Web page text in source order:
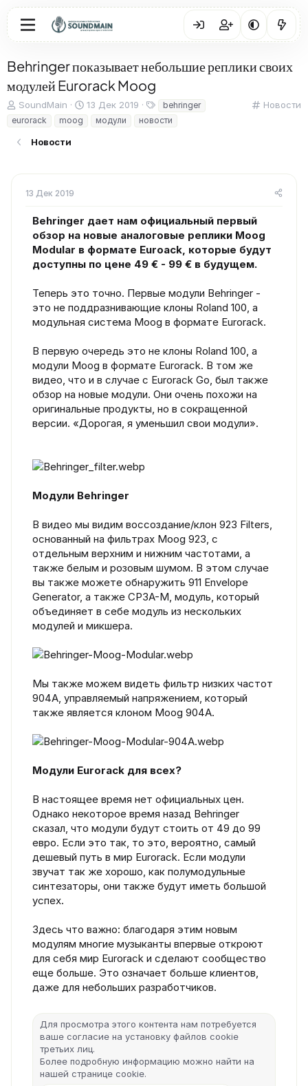
Behringer показывает небольшие реплики своих
модулей Eurorack Moog
К
Новости
А
в
т
о
SoundMain
Д
а
13 Дек 2019
е
г
behringer
eurorack
moog модули новости
Новости
13 Дек 2019
Behringer дает нам официальный первый
обзор на новые аналоговые реплики Moog
Modular в формате Euroack, которые будут
доступны по цене 49 € - 99 € в будущем.
Теперь это точно. Первые модули Behringer -
это не поддразнивающие клоны Roland 100, а
модульная система Moog в формате Eurorack.
В первую очередь это не клоны Roland 100, а
модули Moog в формате Eurorack. В том же
видео, что и в случае с Eurorack Go, был также
обзор на новые модули. Они очень похожи на
оригинальные продукты, но в сокращенной
версии. «Дорогая, я уменьшил свои модули».
Модули Behringer
В видео мы видим воссоздание/клон 923 Filters,
основанный на фильтрах Moog 923, с
отдельным верхним и нижним частотами, а
также белым и розовым шумом. В этом случае
вы также можете обнаружить 911 Envelope
Generator, а также CP3A-M, модуль, который
объединяет в себе модуль из нескольких
модулей и микшера.
Мы также можем видеть фильтр низких частот
904A, управляемый напряжением, который
также является клоном Moog 904A.
Модули Eurorack для всех?
В настоящее время нет официальных цен.
Однако некоторое время назад Behringer
сказал, что модули будут стоить от 49 до 99
евро. Если это так, то это, вероятно, самый
дешевый путь в мир Eurorack. Если модули
звучат так же хорошо, как полумодульные
синтезаторы, они также будут иметь большой
успех.
Здесь что важно: благодаря этим новым
модулям многие музыканты впервые откроют
для себя мир Eurorack и сделают сообщество
еще больше. Это означает больше клиентов,
даже для небольших разработчиков.
Для просмотра этого контента нам потребуется
ваше согласие на установку файлов cookie
третьих лиц.
Более подробную информацию можно найти на
нашей странице cookie.